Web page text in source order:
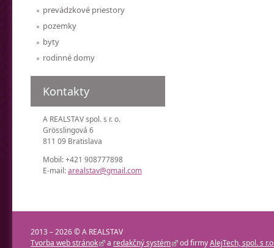
prevádzkové priestory
pozemky
byty
rodinné domy
Kontakty
A REALSTAV spol. s r. o.
Grösslingová 6
811 09 Bratislava
Mobil: +421 908777898
E-mail:arealstav@gmail.com
2013 – 2026 © A REALSTAV
Tvorba web stránok
a redakčný systém od firmyAlejTech, spol. s